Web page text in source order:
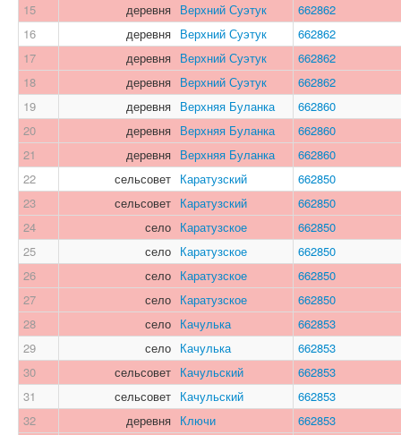
15
деревня Верхний Суэтук
662862
16
деревня Верхний Суэтук
662862
17
деревня Верхний Суэтук
662862
18
деревня Верхний Суэтук
662862
19
деревня Верхняя Буланка
662860
20
деревня Верхняя Буланка
662860
21
деревня Верхняя Буланка
662860
22
сельсовет Каратузский
662850
23
сельсовет Каратузский
662850
24
село Каратузское
662850
25
село Каратузское
662850
26
село Каратузское
662850
27
село Каратузское
662850
28
село Качулька
662853
29
село Качулька
662853
30
сельсовет Качульский
662853
31
сельсовет Качульский
662853
32
деревня Ключи
662853